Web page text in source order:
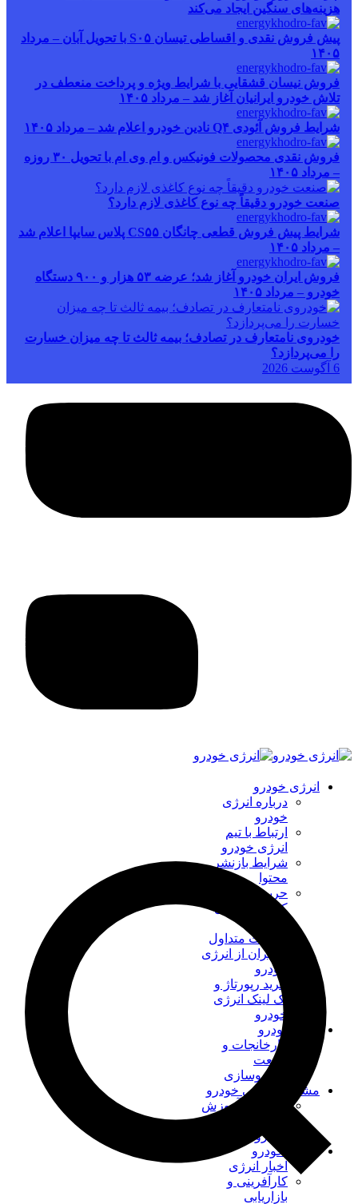
هزینه‌های سنگین ایجاد می‌کند
پیش فروش نقدی و اقساطی تیسان S۰۵ با تحویل آبان – مرداد
۱۴۰۵
فروش نیسان قشقایی با شرایط ویژه و پرداخت منعطف در
تلاش خودرو ایرانیان آغاز شد – مرداد ۱۴۰۵
شرایط فروش آئودی Q۴ نادین خودرو اعلام شد – مرداد ۱۴۰۵
فروش نقدی محصولات فونیکس و ام وی ام با تحویل ۳۰ روزه
– مرداد ۱۴۰۵
صنعت خودرو دقیقاً چه نوع کاغذی لازم دارد؟
شرایط پیش فروش قطعی چانگان CS۵۵ پلاس سایپا اعلام شد
– مرداد ۱۴۰۵
فروش ایران خودرو آغاز شد؛ عرضه ۵۳ هزار و ۹۰۰ دستگاه
خودرو – مرداد ۱۴۰۵
خودروی نامتعارف در تصادف؛ بیمه ثالث تا چه میزان خسارت
را می‌پردازد؟
انرژی خودرو
درباره انرژی
خودرو
ارتباط با تیم
انرژی خودرو
شرایط بازنشر
محتوا
حریم شخصی
کاربران انرژی
خودرو
سوالات متداول
کاربران از انرژی
خودرو
خرید رپورتاژ و
بک لینک انرژی
خودرو
اخبار خودرو
کارخانجات و
صنعت
خودروسازی
مشخصات فنی خودرو
تاریخچه، آموزش
و ترفند صنعت
بورس خودرو
اخبار انرژی
کارآفرینی و
بازاریابی